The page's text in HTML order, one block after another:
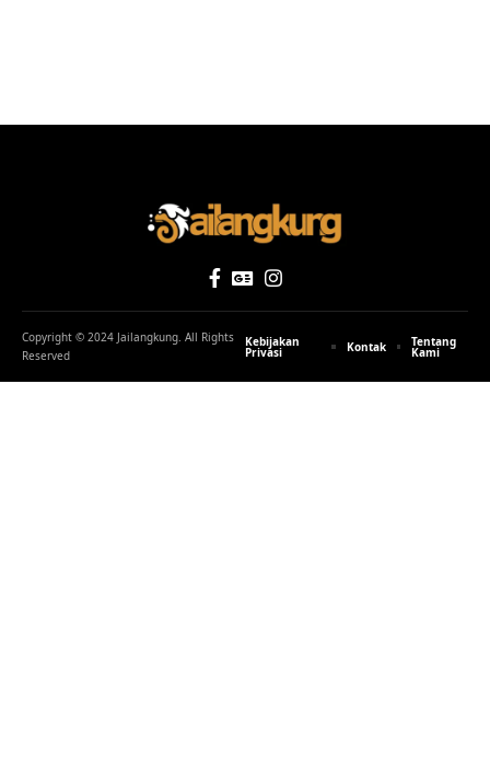
Copyright © 2024 Jailangkung. All Rights
Reserved
Kebijakan
Privasi Kontak Tentang
Kami